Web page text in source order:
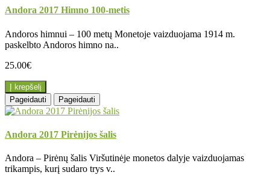
Andora 2017 Himno 100-metis
Andoros himnui – 100 metų Monetoje vaizduojama 1914 m.
paskelbto Andoros himno na..
25.00€
Į krepšelį
Pageidauti
Pageidauti
Andora 2017 Pirėnijos šalis
Andora – Pirėnų šalis Viršutinėje monetos dalyje vaizduojamas
trikampis, kurį sudaro trys v..